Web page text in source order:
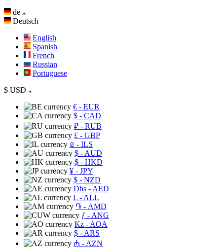
de
Deutsch
English
Spanish
French
Russian
Portuguese
$ USD
€ - EUR
$ - CAD
₽ - RUB
£ - GBP
₪ - ILS
$ - AUD
$ - HKD
¥ - JPY
$ - NZD
Dhs - AED
L - ALL
֏ - AMD
ƒ - ANG
Kz - AOA
$ - ARS
₼ - AZN